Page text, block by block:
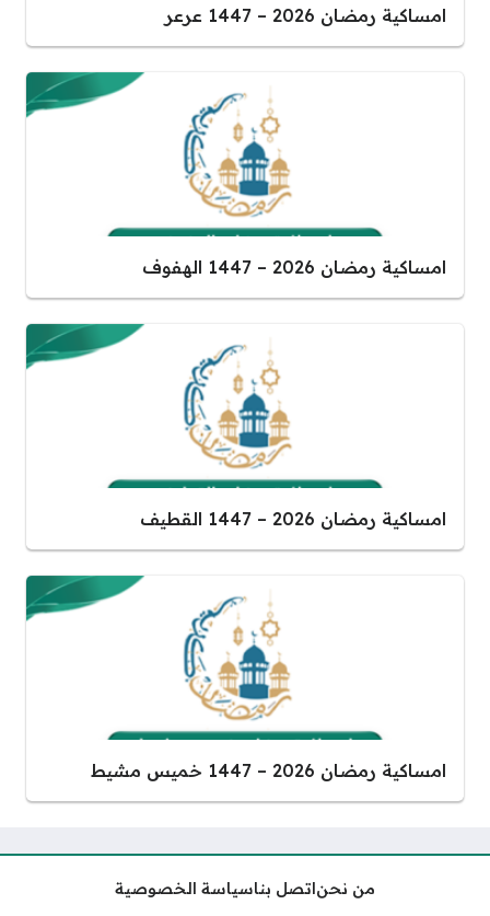
امساكية رمضان 2026 – 1447 عرعر
امساكية رمضان 2026 – 1447 الهفوف
امساكية رمضان 2026 – 1447 القطيف
امساكية رمضان 2026 – 1447 خميس مشيط
من نحناتصل بناسياسة الخصوصية